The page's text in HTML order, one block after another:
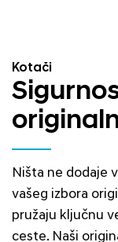
Kotači
Ništa ne dodaje
vašeg izbora
pružaju ključnu
ceste. Naši